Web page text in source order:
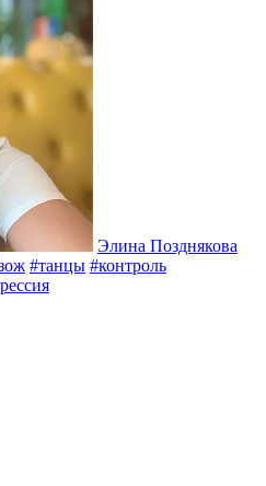
Элина Позднякова
#танцы #контроль